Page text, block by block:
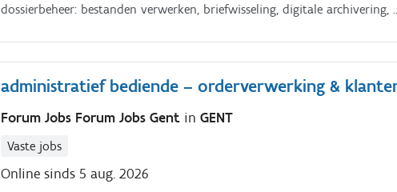
dossierbeheer: bestanden verwerken, briefwisseling, digitale archivering, ….
administratief bediende – orderverwerking &
Forum Jobs Forum Jobs Gent inGENT
Vaste jobs
Online sinds 5 aug. 2026